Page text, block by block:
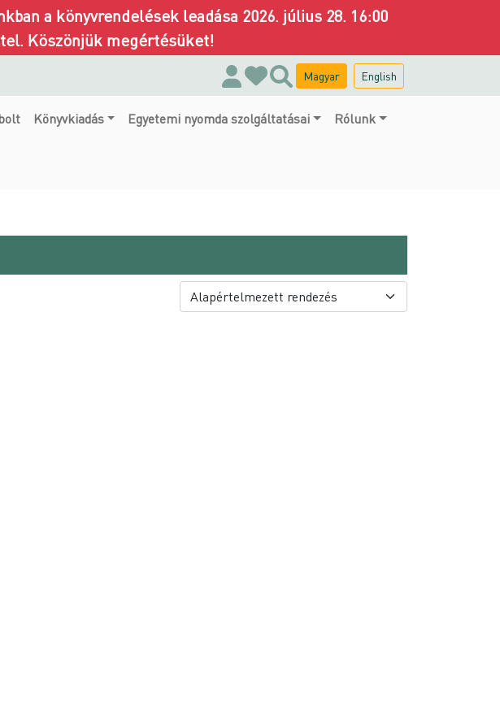
a könyvrendelések leadása 2026. július 28. 16:00
Köszönjük megértésüket!
Magyar English
Könyvkiadás Egyetemi nyomda szolgáltatásai Rólunk